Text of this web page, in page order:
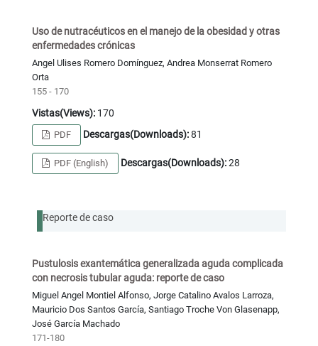
Uso de nutracéuticos en el manejo de la obesidad y otras
enfermedades crónicas
Angel Ulises Romero Domínguez, Andrea Monserrat Romero
Orta
155 - 170
Vistas(Views):170
PDF Descargas(Downloads):81
PDF (English) Descargas(Downloads):28
Reporte de caso
Pustulosis exantemática generalizada aguda complicada
con necrosis tubular aguda: reporte de caso
Miguel Angel Montiel Alfonso, Jorge Catalino Avalos Larroza,
Mauricio Dos Santos García, Santiago Troche Von Glasenapp,
José García Machado
171-180